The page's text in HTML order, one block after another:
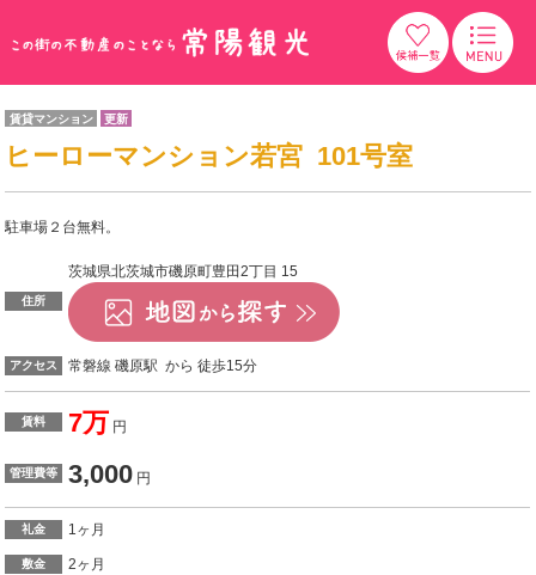
賃貸マンション 更新
ヒーローマンション若宮 101号室
駐車場２台無料。
住所
茨城県北茨城市磯原町豊田2丁目 15
アクセス 常磐線 磯原駅 から 徒歩15分
賃料 7万 円
管理費等 3,000 円
礼金 1ヶ月
敷金 2ヶ月